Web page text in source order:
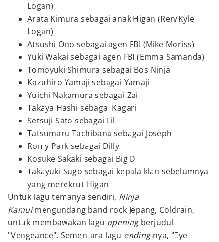
Logan)
Arata Kimura sebagai anak Higan (Ren/Kyle
Logan)
Atsushi Ono sebagai agen FBI (Mike Moriss)
Yuki Wakai sebagai agen FBI (Emma Samanda)
Tomoyuki Shimura sebagai Bos Ninja
Kazuhiro Yamaji sebagai Yamaji
Yuichi Nakamura sebagai Zai
Takaya Hashi sebagai Kagari
Setsuji Sato sebagai Lil
Tatsumaru Tachibana sebagai Joseph
Romy Park sebagai Dilly
Kosuke Sakaki sebagai Big D
Takayuki Sugo sebagai kepala klan sebelumnya
yang merekrut Higan
Untuk lagu temanya sendiri, Ninja
Kamuimengundang band rock Jepang, Coldrain,
untuk membawakan lagu openingberjudul
"Vengeance". Sementara lagu ending-nya, "Eye